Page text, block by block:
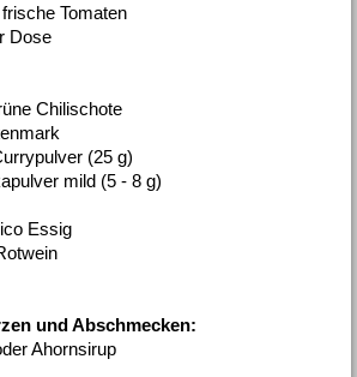
Tomaten
Dose
Chilischote
(25 g)
mild (5 - 8 g)
Essig
und Abschmecken:
Ahornsirup